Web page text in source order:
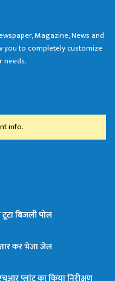
Magazine, News and
you to completely customize
needs.
info.
बिजली पोल
कर भेजा जेल
प्लांट का किया निरीक्षण